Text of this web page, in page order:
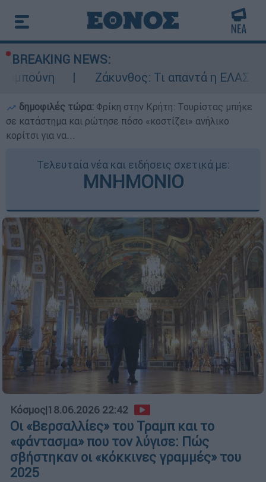
BREAKING NEWS:
Ζάκυνθος: Τι απαντά η ΕΛΑΣ για τους 8
δημοφιλές τώρα: Φρίκη στην Κρήτη: Τουρίστας μπήκε
σε κατάστημα και ρώτησε πόσο «κοστίζει» ανήλικο
κορίτσι για να...
Τελευταία νέα και ειδήσεις σχετικά με:
ΜΝΗΜΟΝΙΟ
Κόσμος|18.06.2026 22:42
Οι «Βερσαλλίες» του Τραμπ και το
«φάντασμα» που τον λύγισε: Πώς
σβήστηκαν οι «κόκκινες γραμμές» του
2025